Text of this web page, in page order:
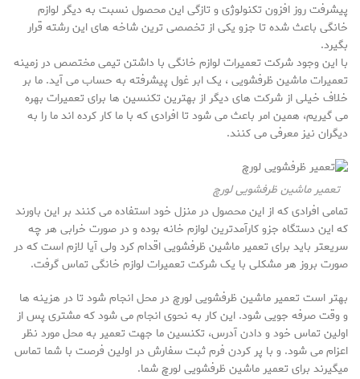
پیشرفت روز افزون تکنولوژی و تازگی این محصول نسبت به دیگر لوازم
خانگی باعث شده تا جزو یکی از تخصصی ترین شاخه های این رشته قرار
بگیرد.
با این وجود شرکت تعمیرات لوازم خانگی با داشتن تیمی مختصص در زمینه
تعمیرات ماشین ظرفشویی ، یک ابر غول پیشرفته به حساب می آید. ما بر
خلاف خیلی از شرکت های دیگر از بهترین تکنسین ها برای تعمیرات بهره
می گیریم، همین امر باعث می شود تا افرادی که با ما کار کرده اند ما را به
دیگران نیز معرفی می کنند.
تعمیر ماشین ظرفشویی لورچ
تمامی افرادی که از این محصول در منزل خود استفاده می کنند بر این باورند
که این دستگاه جزو کارآمدترین لوازم خانه بوده و در صورت خرابی هر چه
سریعتر باید برای تعمیر ماشین ظرفشویی اقدام کرد ولی آیا لازم است که در
صورت بروز هر مشکلی با یک شرکت تعمیرات لوازم خانگی تماس گرفت.
بهتر است تعمیر ماشین ظرفشویی لورچ در محل انجام شود تا در هزینه ها
و وقت صرفه جویی شود. این کار به نحوی انجام می شود که مشتری پس از
اولین تماس خود و دادن آدرس، تکنسین ما جهت تعمیر به محل مورد نظر
اعزام می شود. و با پر کردن فرم ثبت سفارش در اولین فرصت با شما تماس
میگیرند برای تعمیر ماشین ظرفشویی لورچ شما.